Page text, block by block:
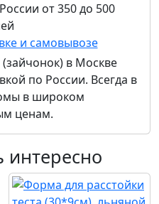
от 350 до 500
и самовывозе
в Москве
по России. Всегда в
в широком
ценам.